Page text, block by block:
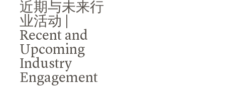
近期与未来行
业活动 |
Recent and
Upcoming
Industry
Engagement